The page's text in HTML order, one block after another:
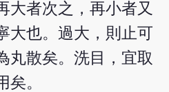
大者次之，再小者又
大也。過大，則止可
丸散矣。洗目，宜取
矣。